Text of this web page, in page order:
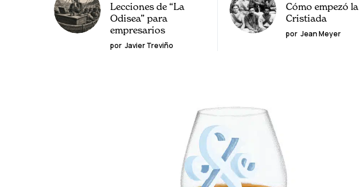
Lecciones de “La
Odisea” para
empresarios
por Javier Treviño
Cómo empezó la
Cristiada
por Jean Meyer